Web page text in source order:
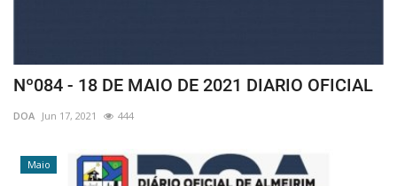
Nº084 - 18 DE MAIO DE 2021 DIARIO OFICIAL
DOA Jun 17, 2021 444
Maio